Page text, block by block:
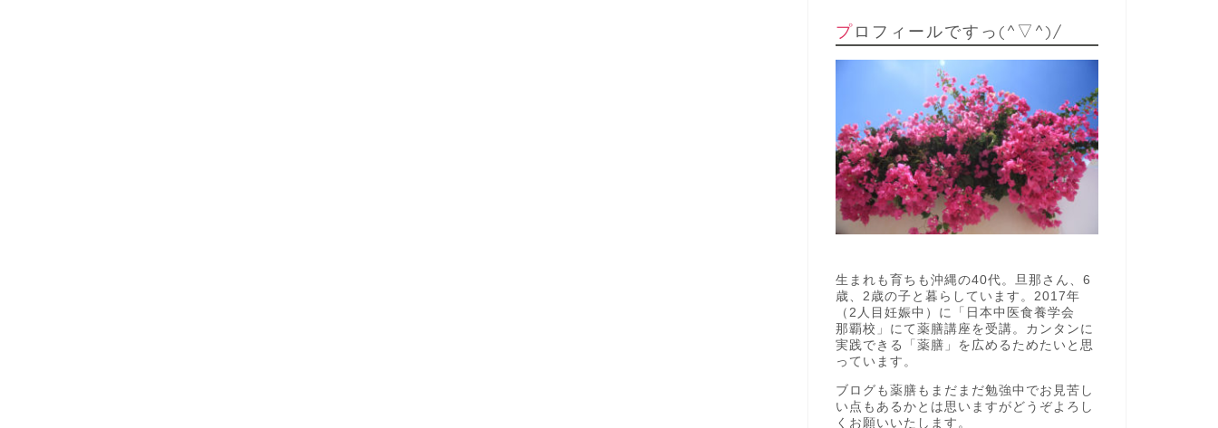
プロフィールですっ(^▽^)/
生まれも育ちも沖縄の40代。旦那さん、6
歳、2歳の子と暮らしています。2017年
（2人目妊娠中）に「日本中医食養学会
那覇校」にて薬膳講座を受講。カンタンに
実践できる「薬膳」を広めるためたいと思
っています。
ブログも薬膳もまだまだ勉強中でお見苦し
い点もあるかとは思いますがどうぞよろし
くお願いいたします。